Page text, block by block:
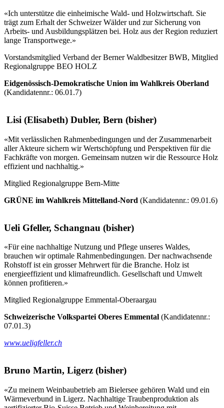
«Ich unterstütze die einheimische Wald- und Holzwirtschaft. Sie
trägt zum Erhalt der Schweizer Wälder und zur Sicherung von
Arbeits- und Ausbildungsplätzen bei. Holz aus der Region reduziert
lange Transportwege.»
Vorstandsmitglied Verband der Berner Waldbesitzer BWB, Mitglied
Regionalgruppe BEO HOLZ
Eidgenössisch-Demokratische Union im Wahlkreis Oberland
(Kandidatennr.: 06.01.7)
Lisi (Elisabeth) Dubler, Bern (bisher)
«Mit verlässlichen Rahmenbedingungen und der Zusammenarbeit
aller Akteure sichern wir Wertschöpfung und Perspektiven für die
Fachkräfte von morgen. Gemeinsam nutzen wir die Ressource Holz
effizient und nachhaltig.»
Mitglied Regionalgruppe Bern-Mitte
GRÜNE im Wahlkreis Mittelland-Nord (Kandidatennr.: 09.01.6)
Ueli Gfeller, Schangnau (bisher)
«Für eine nachhaltige Nutzung und Pflege unseres Waldes,
brauchen wir optimale Rahmenbedingungen. Der nachwachsende
Rohstoff ist ein grosser Mehrwert für die Branche. Holz ist
energieeffizient und klimafreundlich. Gesellschaft und Umwelt
können profitieren.»
Mitglied Regionalgruppe Emmental-Oberaargau
Schweizerische Volkspartei Oberes Emmental (Kandidatennr.:
07.01.3)
www.ueligfeller.ch
Bruno Martin, Ligerz (bisher)
«Zu meinem Weinbaubetrieb am Bielersee gehören Wald und ein
Wärmeverbund in Ligerz. Nachhaltige Traubenproduktion als